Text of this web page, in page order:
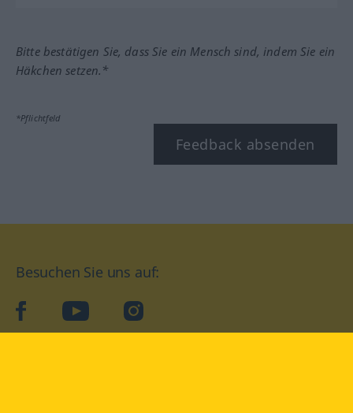
Bitte bestätigen Sie, dass Sie ein Mensch sind, indem Sie ein
Häkchen setzen.*
*Pflichtfeld
Feedback absenden
Besuchen Sie uns auf:
facebookYouTube Instagram